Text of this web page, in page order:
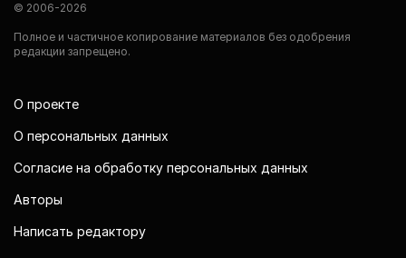
© 2006-2026
Полное и частичное копирование материалов без одобрения
редакции запрещено.
О проекте
О персональных данных
Согласие на обработку персональных данных
Авторы
Написать редактору